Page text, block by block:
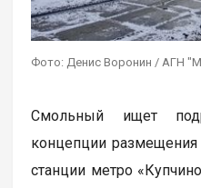
Фото: Денис Воронин / АГН
Смольный ищет
концепции
станции метро